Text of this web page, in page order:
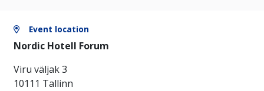
Event location
Nordic Hotell Forum
Viru väljak 3
10111 Tallinn